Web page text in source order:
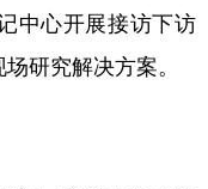
中心开展接访下访
研究解决方案。